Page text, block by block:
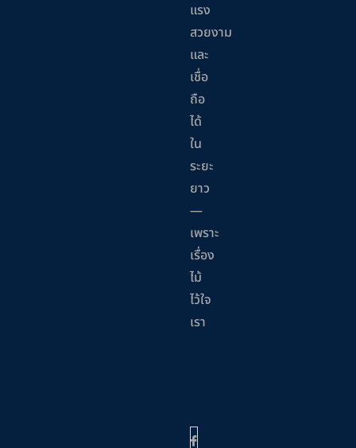
แรง
สวยงาม
และ
เชื่อ
ถือ
ได้
ใน
ระยะ
ยาว
—
เพราะ
เรื่อง
ไม้
ไว้ใจ
เรา